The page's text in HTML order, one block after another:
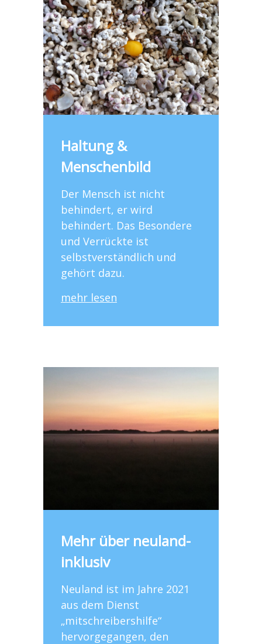
Haltung &
Menschenbild
Der Mensch ist nicht
behindert, er wird
behindert. Das Besondere
und Verrückte ist
selbstverständlich und
gehört dazu.
mehr lesen
Mehr über neuland-
inklusiv
Neuland ist im Jahre 2021
aus dem Dienst
„mitschreibershilfe“
hervorgegangen, den